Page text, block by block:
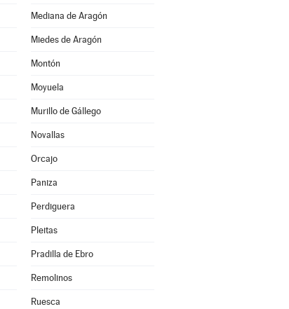
Mediana de Aragón
Miedes de Aragón
Montón
Moyuela
Murillo de Gállego
Novallas
Orcajo
Paniza
Perdiguera
Pleitas
Pradilla de Ebro
Remolinos
Ruesca